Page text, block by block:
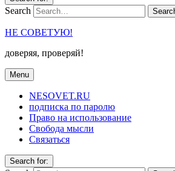
Search
НЕ СОВЕТУЮ!
доверяя, проверяй!
Menu
NESOVET.RU
подписка по паролю
Право на использование
Свобода мысли
Связаться
Search for: